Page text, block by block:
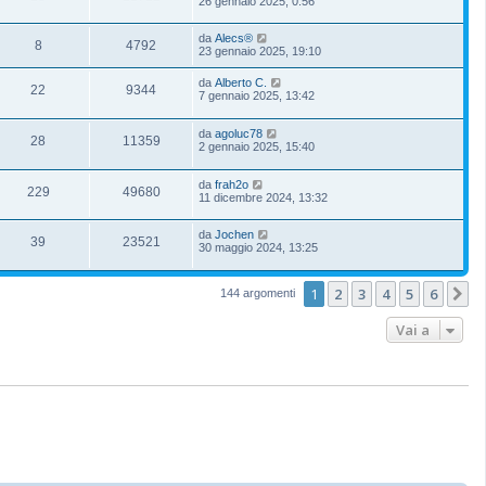
8 4792 da Alecs®
23 gennaio 2025, 19:10
22 9344 da Alberto C.
7 gennaio 2025, 13:42
28 11359 da agoluc78
2 gennaio 2025, 15:40
229 49680 da frah2o
11 dicembre 2024, 13:32
39 23521 da Jochen
30 maggio 2024, 13:25
144 argomenti 1 2 3 4 5 6
Vai a